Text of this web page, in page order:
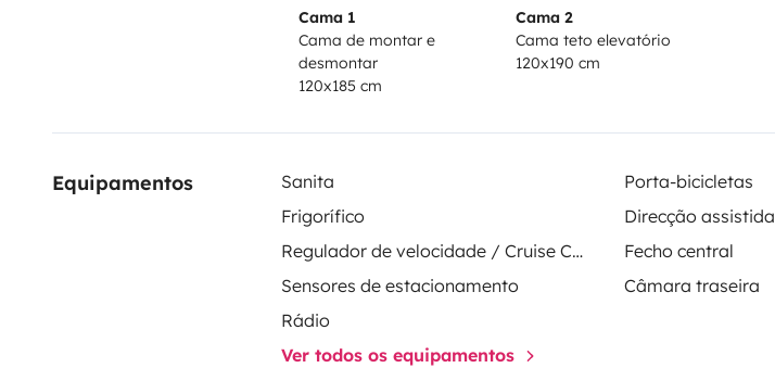
Cama 1
Cama de montar e
desmontar
120x185 cm
Cama 2
Cama teto elevatório
120x190 cm
Equipamentos Sanita
Porta-bicicletas
Frigorífico
Direcção assistida
Regulador de velocidade / Cruise Control
Fecho central
Sensores de estacionamento
Câmara traseira
Rádio
Ver todos os equipamentos